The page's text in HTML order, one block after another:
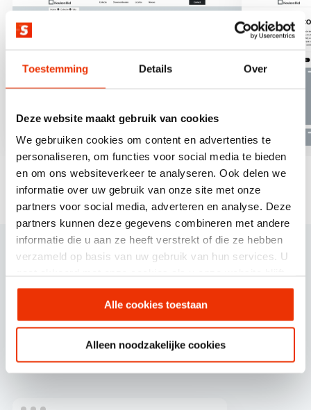
Toestemming Details Over
Deze website maakt gebruik van cookies
We gebruiken cookies om content en advertenties te
personaliseren, om functies voor social media te bieden
en om ons websiteverkeer te analyseren. Ook delen we
informatie over uw gebruik van onze site met onze
partners voor social media, adverteren en analyse. Deze
partners kunnen deze gegevens combineren met andere
informatie die u aan ze heeft verstrekt of die ze hebben
verzameld op basis van uw gebruik van hun services. U
gebruiken.
Alle cookies toestaan
Alleen noodzakelijke cookies
Wireframe
(schetsontwerp) naar
design